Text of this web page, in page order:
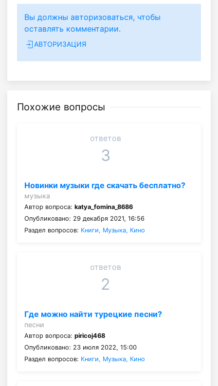
Вы должны авторизоваться, чтобы
оставлять комментарии.
АВТОРИЗАЦИЯ
Похожие вопросы
ответов
3
Новинки музыки где скачать бесплатно?
музыка
Автор вопроса: katya_fomina_8686
Опубликовано: 29 декабря 2021, 16:56
Раздел вопросов: Книги, Музыка, Кино
ответов
2
Где можно найти турецкие песни?
песни
Автор вопроса: piricoj468
Опубликовано: 23 июля 2022, 15:00
Раздел вопросов: Книги, Музыка, Кино